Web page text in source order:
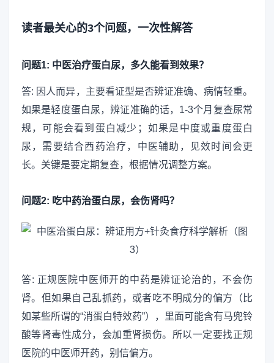
读者最关心的3个问题，一次性解答
问题1: 中医治疗蛋白尿，多久能看到效果？
答: 因人而异，主要看证型是否辨证准确、病情轻重。
如果是轻度蛋白尿，辨证准确的话，1-3个月复查尿常
规，可能会看到蛋白减少；如果是中度或重度蛋白
尿，需要结合西药治疗，中医辅助，见效时间会更
长。关键是要定期复查，根据情况调整方案。
问题2: 吃中药治蛋白尿，会伤肾吗？
答: 正规医院中医师开的中药是辨证论治的，不会伤
肾。但如果自己乱抓药，或者吃不明成分的偏方（比
如某些所谓的“消蛋白特效药”），里面可能含有马兜铃
酸等肾毒性成分，会加重肾损伤。所以一定要找正规
医院的中医师开药，别信偏方。